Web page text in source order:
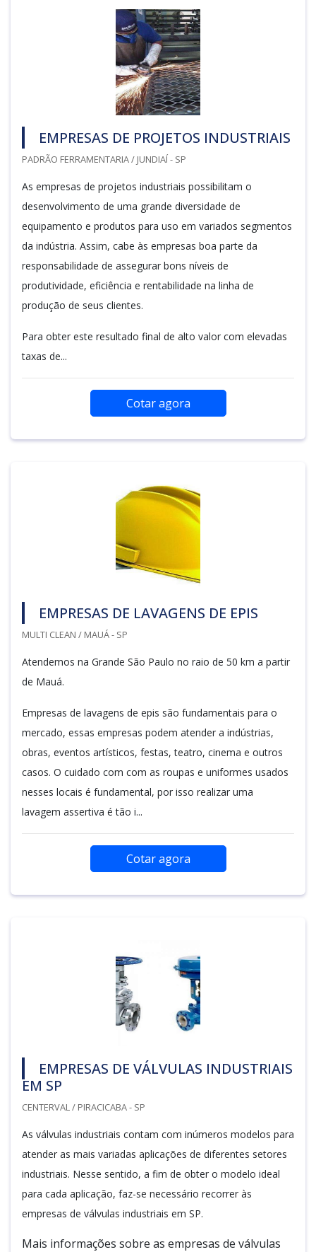
EMPRESAS DE PROJETOS INDUSTRIAIS
PADRÃO FERRAMENTARIA / JUNDIAÍ - SP
As empresas de projetos industriais possibilitam o
desenvolvimento de uma grande diversidade de
equipamento e produtos para uso em variados segmentos
da indústria. Assim, cabe às empresas boa parte da
responsabilidade de assegurar bons níveis de
produtividade, eficiência e rentabilidade na linha de
produção de seus clientes.
Para obter este resultado final de alto valor com elevadas
taxas de...
Cotar agora
EMPRESAS DE LAVAGENS DE EPIS
MULTI CLEAN / MAUÁ - SP
Atendemos na Grande São Paulo no raio de 50 km a partir
de Mauá.
Empresas de lavagens de epis são fundamentais para o
mercado, essas empresas podem atender a indústrias,
obras, eventos artísticos, festas, teatro, cinema e outros
casos. O cuidado com com as roupas e uniformes usados
nesses locais é fundamental, por isso realizar uma
lavagem assertiva é tão i...
Cotar agora
EMPRESAS DE VÁLVULAS INDUSTRIAIS
EM SP
CENTERVAL / PIRACICABA - SP
As válvulas industriais contam com inúmeros modelos para
atender as mais variadas aplicações de diferentes setores
industriais. Nesse sentido, a fim de obter o modelo ideal
para cada aplicação, faz-se necessário recorrer às
empresas de válvulas industriais em SP.
Mais informações sobre as empresas de válvulas